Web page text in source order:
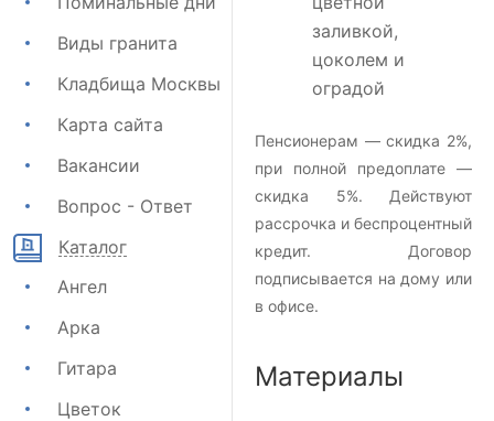
Виды гранита
Кладбища Москвы
Карта сайта
Вакансии
Вопрос - Ответ
Каталог
Ангел
Арка
Гитара
Цветок
заливкой,
цоколем и
оградой
Пенсионерам — скидка 2%,
при полной предоплате —
скидка 5%. Действуют
рассрочка и беспроцентный
кредит. Договор
подписывается на дому или
в офисе.
Материалы